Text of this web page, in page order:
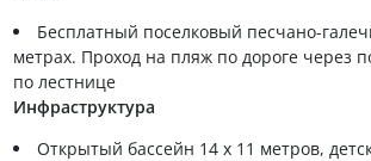
Бесплатный поселковый песчано-
метрах. Проход на пляж по дороге через
по лестнице
Инфраструктура
Открытый бассейн 14 x 11 метров,